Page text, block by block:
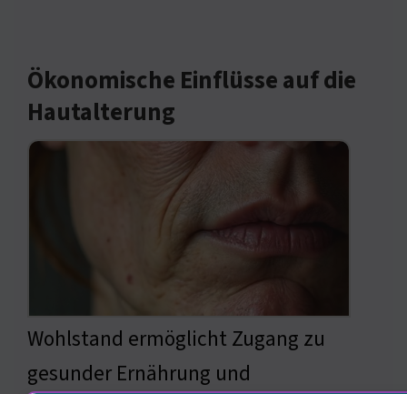
Ökonomische Einflüsse auf die
Hautalterung
Wohlstand ermöglicht Zugang zu
gesunder Ernährung und